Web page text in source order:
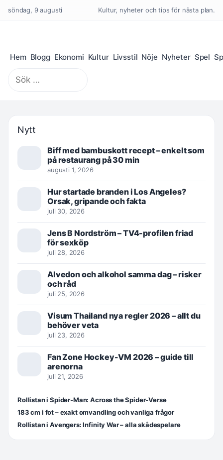
söndag, 9 augusti Kultur, nyheter och tips för nästa plan.
Hem Blogg Ekonomi Kultur Livsstil Nöje Nyheter Spel
Sök
efter:
Nytt
Biff med bambuskott recept – enkelt som
på restaurang på 30 min
augusti 1, 2026
Hur startade branden i Los Angeles?
Orsak, gripande och fakta
juli 30, 2026
Jens B Nordström – TV4-profilen friad
för sexköp
juli 28, 2026
Alvedon och alkohol samma dag – risker
och råd
juli 25, 2026
Visum Thailand nya regler 2026 – allt du
behöver veta
juli 23, 2026
Fan Zone Hockey-VM 2026 – guide till
arenorna
juli 21, 2026
Rollistan i Spider-Man: Across the Spider-Verse
183 cm i fot – exakt omvandling och vanliga frågor
Rollistan i Avengers: Infinity War – alla skådespelare